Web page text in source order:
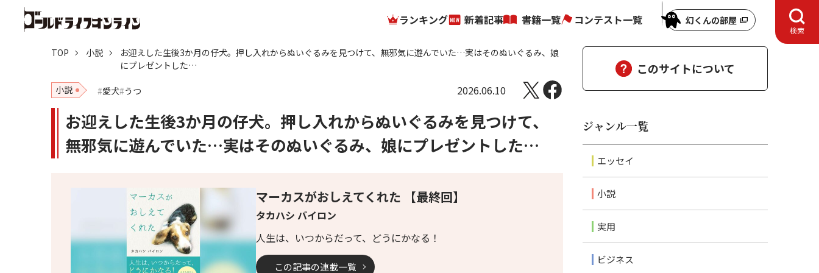
ランキング 新着記事 書籍一覧 コンテスト一覧 幻くんの部屋
検索
TOP 小説
お迎えした生後3か月の仔犬。押し入れからぬいぐるみを見つけて、無邪気に遊んでいた…実はそのぬいぐるみ、娘
にプレゼントした…
小説
愛犬 うつ 2026.06.10
お迎えした生後3か月の仔犬。押し入れからぬいぐるみを見つけて、
無邪気に遊んでいた…実はそのぬいぐるみ、娘にプレゼントした…
マーカスがおしえてくれた 【最終回】
タカハシ バイロン
人生は、いつからだって、どうにかなる！
この記事の連載一覧
このサイトについて
ジャンル一覧
エッセイ
小説
実用
ビジネス